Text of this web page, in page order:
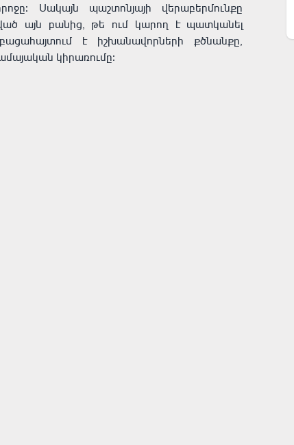
Սակայն պաշտոնյայի վերաբերմունքը
այն բանից, թե ում կարող է պատկանել
է իշխանավորների քծնանքը,
կիրառումը։